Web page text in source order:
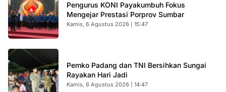
Pengurus KONI Payakumbuh Fokus
Mengejar Prestasi Porprov Sumbar
Kamis, 6 Agustus 2026 | 15:47
Pemko Padang dan TNI Bersihkan Sungai
Rayakan Hari Jadi
Kamis, 6 Agustus 2026 | 14:47